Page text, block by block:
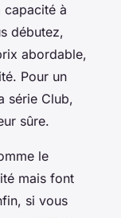
capacité à
débutez,
abordable,
Pour un
série Club,
sûre.
le
mais font
si vous